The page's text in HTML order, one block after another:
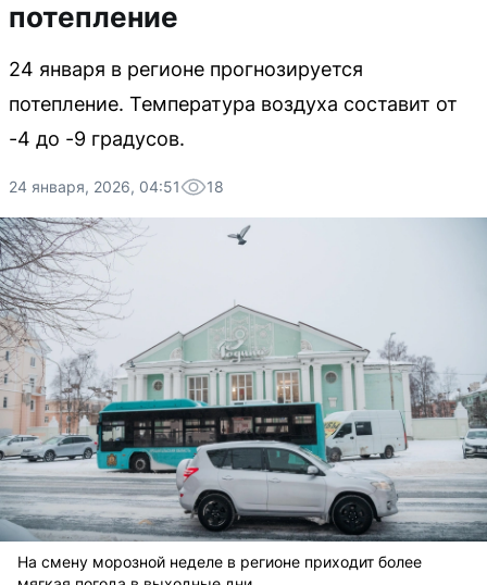
потепление
24 января в регионе прогнозируется
потепление. Температура воздуха составит от
-4 до -9 градусов.
24 января, 2026, 04:51 18
На смену морозной неделе в регионе приходит более